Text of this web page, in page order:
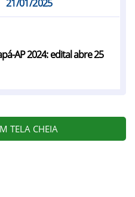
21/01/2025
AP 2024: edital abre 25
TELA CHEIA